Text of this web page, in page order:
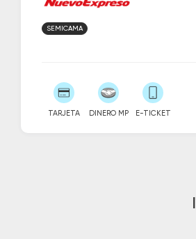
SEMICAMA
TARJETA DINERO MP E-TICKET